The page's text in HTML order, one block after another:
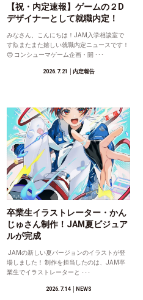
【祝・内定速報】ゲームの２D
デザイナーとして就職内定！
みなさん、こんにちは！JAM入学相談室で
す🙋またまた嬉しい就職内定ニュースです！
😊 コンシューマゲーム企画・開 ･･･
2026.7.21 │内定報告
卒業生イラストレーター・かん
じゅさん制作！JAM夏ビジュア
ルが完成
JAMの新しい夏バージョンのイラストが登
場しました！ 制作を担当したのは、JAM卒
業生でイラストレーターと ･･･
2026.7.14│NEWS